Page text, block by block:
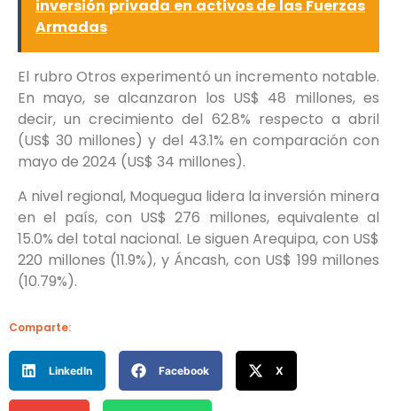
inversión privada en activos de las Fuerzas
Armadas
El rubro Otros experimentó un incremento notable.
En mayo, se alcanzaron los US$ 48 millones, es
decir, un crecimiento del 62.8% respecto a abril
(US$ 30 millones) y del 43.1% en comparación con
mayo de 2024 (US$ 34 millones).
A nivel regional, Moquegua lidera la inversión minera
en el país, con US$ 276 millones, equivalente al
15.0% del total nacional. Le siguen Arequipa, con US$
220 millones (11.9%), y Áncash, con US$ 199 millones
(10.79%).
Comparte:
LinkedIn Facebook X